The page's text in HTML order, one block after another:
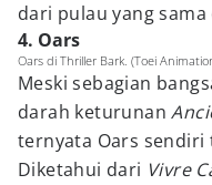
dari pulau yang
4. Oars
Oars di Thriller Bark. (Toei
Meski sebagian
darah keturunan
ternyata Oars sendiri
Diketahui dari Vivre